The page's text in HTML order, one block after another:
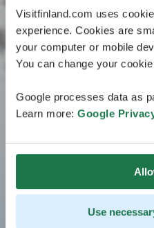
Visitfinland.com uses
experience. Cookies are
your computer or mobile
You can change your
Google processes data as
Learn more: Google
Use